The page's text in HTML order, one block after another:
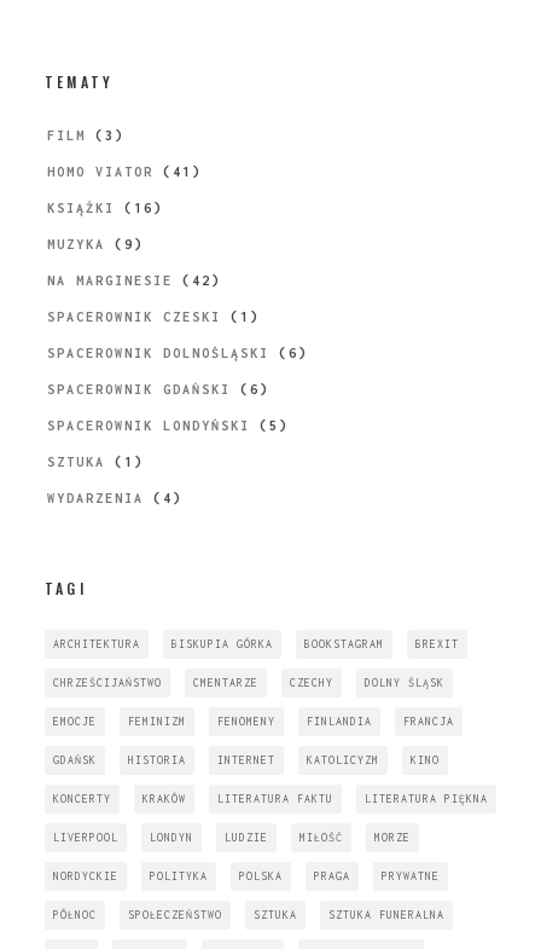
TEMATY
FILM (3)
HOMO VIATOR (41)
KSIĄŻKI (16)
MUZYKA (9)
NA MARGINESIE (42)
SPACEROWNIK CZESKI (1)
SPACEROWNIK DOLNOŚLĄSKI (6)
SPACEROWNIK GDAŃSKI (6)
SPACEROWNIK LONDYŃSKI (5)
SZTUKA (1)
WYDARZENIA (4)
TAGI
ARCHITEKTURA BISKUPIA GÓRKA BOOKSTAGRAM BREXIT
CHRZEŚCIJAŃSTWO CMENTARZE CZECHY DOLNY ŚLĄSK
EMOCJE FEMINIZM FENOMENY FINLANDIA FRANCJA
GDAŃSK HISTORIA INTERNET KATOLICYZM KINO
KONCERTY KRAKÓW LITERATURA FAKTU LITERATURA PIĘKNA
LIVERPOOL LONDYN LUDZIE MIŁOŚĆ MORZE
NORDYCKIE POLITYKA POLSKA PRAGA PRYWATNE
PÓŁNOC SPOŁECZEŃSTWO SZTUKA SZTUKA FUNERALNA